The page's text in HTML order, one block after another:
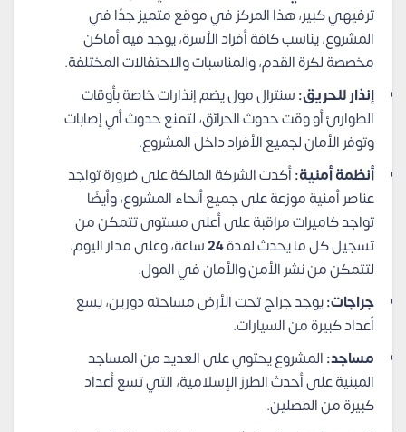
ترفيهي كبير، هذا المركز في موقع متميز جدًا في
المشروع، يناسب كافة أفراد الأسرة، يوجد فيه أماكن
مخصصة لكرة القدم، والمناسبات والاحتفالات المختلفة.
إنذار للحريق:سنترال مول يضم إنذارات خاصة بأوقات
الطوارئ أو وقت حدوث الحرائق، لتمنع حدوث أي إصابات
وتوفر الأمان لجميع الأفراد داخل المشروع.
أنظمة أمنية:أكدت الشركة المالكة على ضرورة تواجد
عناصر أمنية موزعة على جميع أنحاء المشروع، وأيضًا
تواجد كاميرات مراقبة على أعلى مستوى تتمكن من
تسجيل كل ما يحدث لمدة24ساعة، وعلى مدار اليوم،
لتتمكن من نشر الأمن والأمان في المول.
جراجات:يوجد جراج تحت الأرض مساحته دورين، يسع
أعداد كبيرة من السيارات.
مساجد:المشروع يحتوي على العديد من المساجد
المبنية على أحدث الطرز الإسلامية، التي تسع أعداد
كبيرة من المصلين.